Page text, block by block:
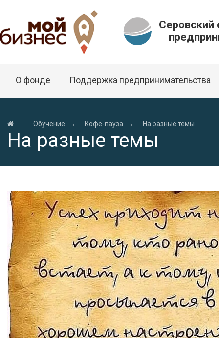
О фонде Поддержка предпринимательства
← Обучение ← Кофе-пауза ← На разные темы
На разные темы